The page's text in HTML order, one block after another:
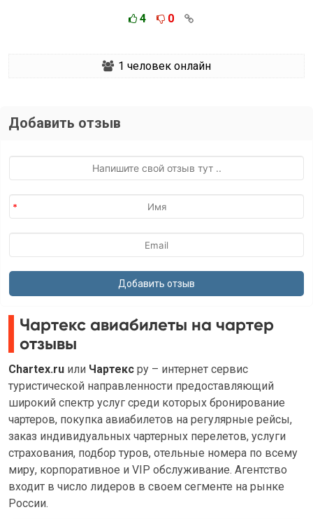
4 0
1 человек онлайн
Добавить отзыв
Чартекс авиабилеты на чартер
отзывы
Chartex.ru или Чартекс ру – интернет сервис
туристической направленности предоставляющий
широкий спектр услуг среди которых бронирование
чартеров, покупка авиабилетов на регулярные рейсы,
заказ индивидуальных чартерных перелетов, услуги
страхования, подбор туров, отельные номера по всему
миру, корпоративное и VIP обслуживание. Агентство
входит в число лидеров в своем сегменте на рынке
России.